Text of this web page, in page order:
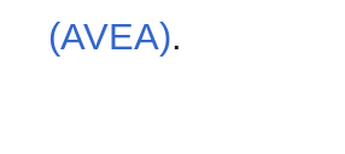
(AVEA).